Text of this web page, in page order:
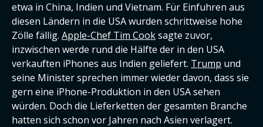
etwa in China, Indien und Vietnam. Für Einfuhren aus
diesen Ländern in die USA wurden schrittweise hohe
Zölle fällig. Apple-Chef Tim Cooksagte zuvor,
inzwischen werde rund die Hälfte der in den USA
verkauften iPhones aus Indien geliefert. Trump und
seine Minister sprechen immer wieder davon, dass sie
gern eine iPhone-Produktion in den USA sehen
würden. Doch die Lieferketten der gesamten Branche
hatten sich schon vor Jahren nach Asien verlagert.